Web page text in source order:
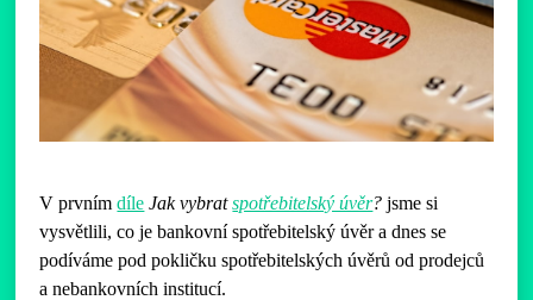
V prvnímdíle Jak vybratspotřebitelský úvěr?jsme si
vysvětlili, co je bankovní spotřebitelský úvěr a dnes se
podíváme pod pokličku spotřebitelských úvěrů od prodejců
a nebankovních institucí.